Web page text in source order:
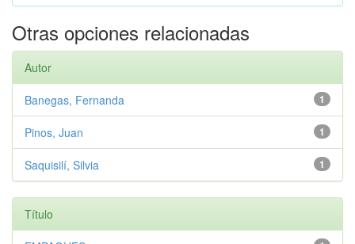
Otras opciones relacionadas
Autor
1
Banegas, Fernanda
1
Pinos, Juan
1
Saquisilí, Silvia
Título